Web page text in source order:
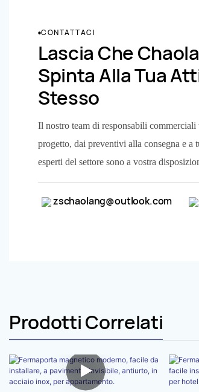
CONTATTACI
Lascia Che
Spinta Alla Tua
Stesso
Il nostro team di responsabili
progetto, dai preventivi alla consegna e a
esperti del settore sono a vostra
zschaolang@outlook.com
Prodotti Correlati